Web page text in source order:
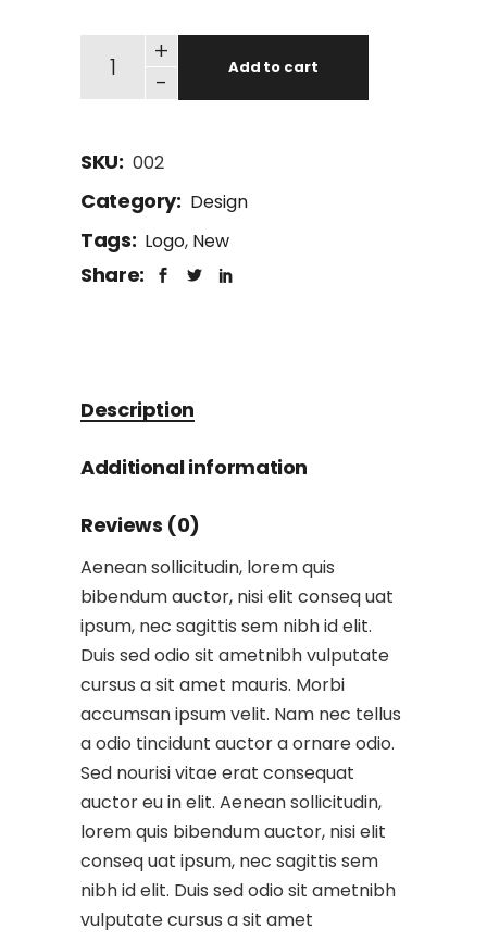
-
+
Add to cart
SKU: 002
Category: Design
Tags: Logo, New
Share:
Description
Additional information
Reviews (0)
Aenean sollicitudin, lorem quis
bibendum auctor, nisi elit conseq uat
ipsum, nec sagittis sem nibh id elit.
Duis sed odio sit ametnibh vulputate
cursus a sit amet mauris. Morbi
accumsan ipsum velit. Nam nec tellus
a odio tincidunt auctor a ornare odio.
Sed nourisi vitae erat consequat
auctor eu in elit. Aenean sollicitudin,
lorem quis bibendum auctor, nisi elit
conseq uat ipsum, nec sagittis sem
nibh id elit. Duis sed odio sit ametnibh
vulputate cursus a sit amet